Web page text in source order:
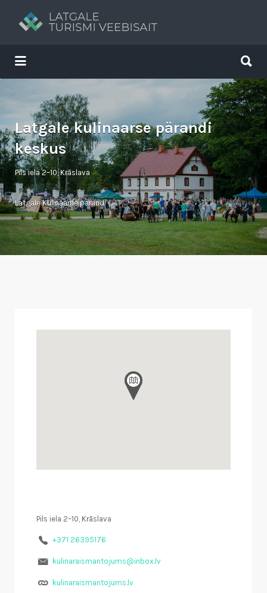
Tavs brīvdienu ceļvedis
Search
for:
for:
Latgale kulinaarse pärandi
keskus
Pils iela 2–10, Krāslava
Latgale Kulinaarne pärand
Pils iela 2–10, Krāslava
+371 26395176
kulinaraismantojums@inbox.lv
kulinaraismantojums.lv